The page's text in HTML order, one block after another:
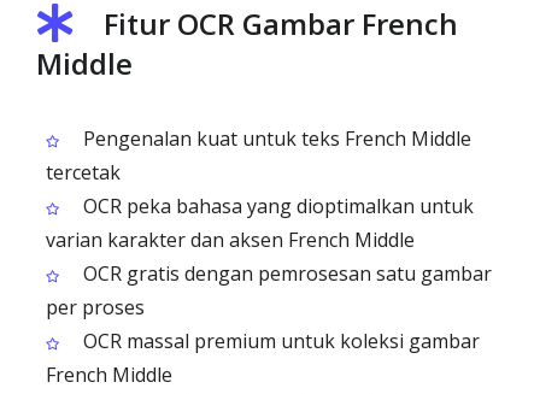
Fitur OCR Gambar French
Middle
Pengenalan kuat untuk teks French Middle
tercetak
OCR peka bahasa yang dioptimalkan untuk
varian karakter dan aksen French Middle
OCR gratis dengan pemrosesan satu gambar
per proses
OCR massal premium untuk koleksi gambar
French Middle